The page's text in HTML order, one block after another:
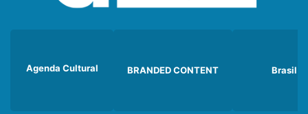
Agenda Cultural BRANDED CONTENT Brasil